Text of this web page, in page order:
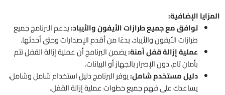
المزايا الإضافية:
توافق مع جميع طرازات الأيفون والأيباد:يدعم البرنامج جميع
طرازات الأيفون والأيباد، بدءًا من أقدم الإصدارات وحتى أحدثها.
عملية إزالة قفل آمنة:يضمن البرنامج أن عملية إزالة القفل تتم
بأمان تام، دون الإضرار بالجهاز أو البيانات.
دليل مستخدم شامل:يوفر البرنامج دليل استخدام شامل وشامل،
يساعدك على فهم جميع خطوات عملية إزالة القفل.